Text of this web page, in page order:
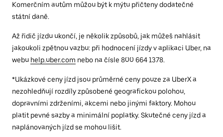
Komerčním autům můžou být k mýtu přičteny dodatečné
státní daně.
Až řidič jízdu ukončí, je několik způsobů, jak můžeš nahlásit
jakoukoli zpětnou vazbu: při hodnocení jízdy v aplikaci Uber, na
webu help.uber.com nebo na čísle 800 664 1378.
*Ukázkové ceny jízd jsou průměrné ceny pouze za UberX a
nezohledňují rozdíly způsobené geografickou polohou,
dopravními zdrženími, akcemi nebo jinými faktory. Mohou
platit pevné sazby a minimální poplatky. Skutečné ceny jízd a
naplánovaných jízd se mohou lišit.